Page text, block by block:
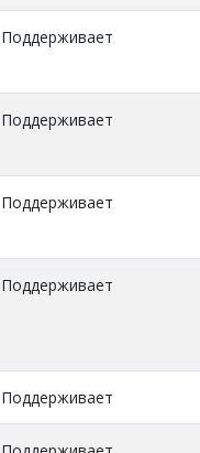
Поддерживает
Поддерживает
Поддерживает
Поддерживает
Поддерживает